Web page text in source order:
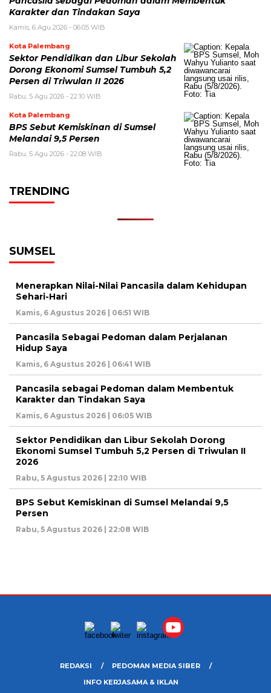
Karakter dan Tindakan Saya
Kamis, 6 Agu 2026 - 06:05 WIB
Kota Palembang
Sektor Pendidikan dan Libur Sekolah
Dorong Ekonomi Sumsel Tumbuh 5,2
Persen di Triwulan II 2026
Rabu, 5 Agu 2026 - 22:10 WIB
Kota Palembang
BPS Sebut Kemiskinan di Sumsel
Melandai 9,5 Persen
Rabu, 5 Agu 2026 - 22:08 WIB
TRENDING
SUMSEL
Menerapkan Nilai-Nilai Pancasila dalam Kehidupan
Sehari-Hari
Kamis, 6 Agustus 2026 | 06:51 WIB
Pancasila Sebagai Pedoman dalam Perjalanan
Hidup Saya
Kamis, 6 Agustus 2026 | 06:41 WIB
Pancasila sebagai Pedoman dalam Membentuk
Karakter dan Tindakan Saya
Kamis, 6 Agustus 2026 | 06:05 WIB
Sektor Pendidikan dan Libur Sekolah Dorong
Ekonomi Sumsel Tumbuh 5,2 Persen di Triwulan II
2026
Rabu, 5 Agustus 2026 | 22:10 WIB
BPS Sebut Kemiskinan di Sumsel Melandai 9,5
Persen
Rabu, 5 Agustus 2026 | 22:08 WIB
REDAKSI
PEDOMAN MEDIA SIBER
INFO KERJASAMA & IKLAN